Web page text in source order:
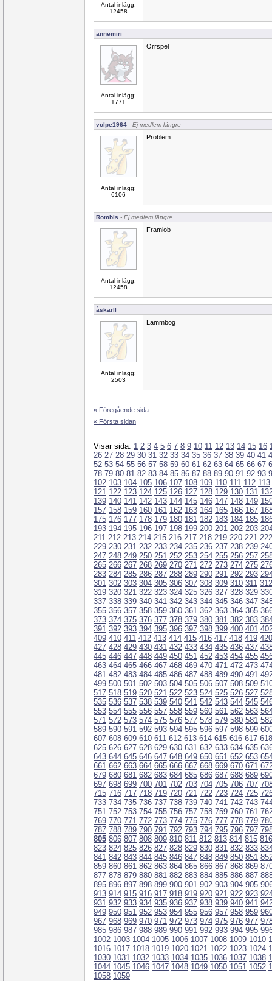
Antal inlägg:
12458
annemiri
Antal inlägg:
1771
Orrspel
volpe1964 - Ej medlem längre
Antal inlägg:
6106
Problem
Rombis - Ej medlem längre
Antal inlägg:
12458
Framlob
åskarll
Antal inlägg:
2503
Lammbog
« Föregående sida
« Första sidan
Visar sida: 1 2 3 4 5 6 7 8 9 10 11 12 13 14 15 16
26 27 28 29 30 31 32 33 34 35 36 37 38 39 40 41
52 53 54 55 56 57 58 59 60 61 62 63 64 65 66 67
78 79 80 81 82 83 84 85 86 87 88 89 90 91 92 93
102 103 104 105 106 107 108 109 110 111 112 113
121 122 123 124 125 126 127 128 129 130 131
139 140 141 142 143 144 145 146 147 148 149
157 158 159 160 161 162 163 164 165 166 167
175 176 177 178 179 180 181 182 183 184 185
193 194 195 196 197 198 199 200 201 202 203
211 212 213 214 215 216 217 218 219 220 221 222
229 230 231 232 233 234 235 236 237 238 239
247 248 249 250 251 252 253 254 255 256 257
265 266 267 268 269 270 271 272 273 274 275
283 284 285 286 287 288 289 290 291 292 293
301 302 303 304 305 306 307 308 309 310 311 312
319 320 321 322 323 324 325 326 327 328 329
337 338 339 340 341 342 343 344 345 346 347
355 356 357 358 359 360 361 362 363 364 365
373 374 375 376 377 378 379 380 381 382 383
391 392 393 394 395 396 397 398 399 400 401
409 410 411 412 413 414 415 416 417 418 419 420
427 428 429 430 431 432 433 434 435 436 437
445 446 447 448 449 450 451 452 453 454 455
463 464 465 466 467 468 469 470 471 472 473
481 482 483 484 485 486 487 488 489 490 491
499 500 501 502 503 504 505 506 507 508 509
517 518 519 520 521 522 523 524 525 526 527
535 536 537 538 539 540 541 542 543 544 545
553 554 555 556 557 558 559 560 561 562 563
571 572 573 574 575 576 577 578 579 580 581
589 590 591 592 593 594 595 596 597 598 599
607 608 609 610 611 612 613 614 615 616 617 618
625 626 627 628 629 630 631 632 633 634 635
643 644 645 646 647 648 649 650 651 652 653
661 662 663 664 665 666 667 668 669 670 671
679 680 681 682 683 684 685 686 687 688 689
697 698 699 700 701 702 703 704 705 706 707
715 716 717 718 719 720 721 722 723 724 725
733 734 735 736 737 738 739 740 741 742 743
751 752 753 754 755 756 757 758 759 760 761
769 770 771 772 773 774 775 776 777 778 779
787 788 789 790 791 792 793 794 795 796 797
805 806 807 808 809 810 811 812 813 814 815 816
823 824 825 826 827 828 829 830 831 832 833
841 842 843 844 845 846 847 848 849 850 851
859 860 861 862 863 864 865 866 867 868 869
877 878 879 880 881 882 883 884 885 886 887
895 896 897 898 899 900 901 902 903 904 905
913 914 915 916 917 918 919 920 921 922 923
931 932 933 934 935 936 937 938 939 940 941
949 950 951 952 953 954 955 956 957 958 959
967 968 969 970 971 972 973 974 975 976 977
985 986 987 988 989 990 991 992 993 994 995
1002 1003 1004 1005 1006 1007 1008 1009 1010
1016 1017 1018 1019 1020 1021 1022 1023 1024
1030 1031 1032 1033 1034 1035 1036 1037 1038
1044 1045 1046 1047 1048 1049 1050 1051 1052
1058 1059